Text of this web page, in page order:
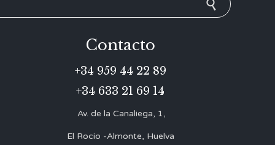
Contacto
+34 959 44 22 89
+34 633 21 69 14
Av. de la Canaliega, 1,
El Rocio -Almonte, Huelva